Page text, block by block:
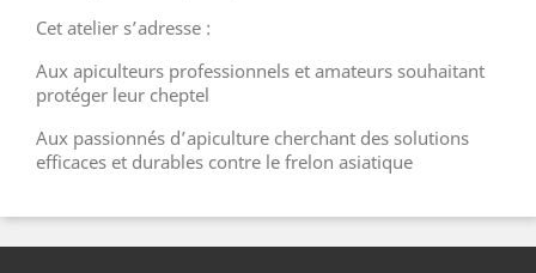
Cet atelier s’adresse :
Aux apiculteurs professionnels et amateurs souhaitant
protéger leur cheptel
Aux passionnés d’apiculture cherchant des solutions
efficaces et durables contre le frelon asiatique